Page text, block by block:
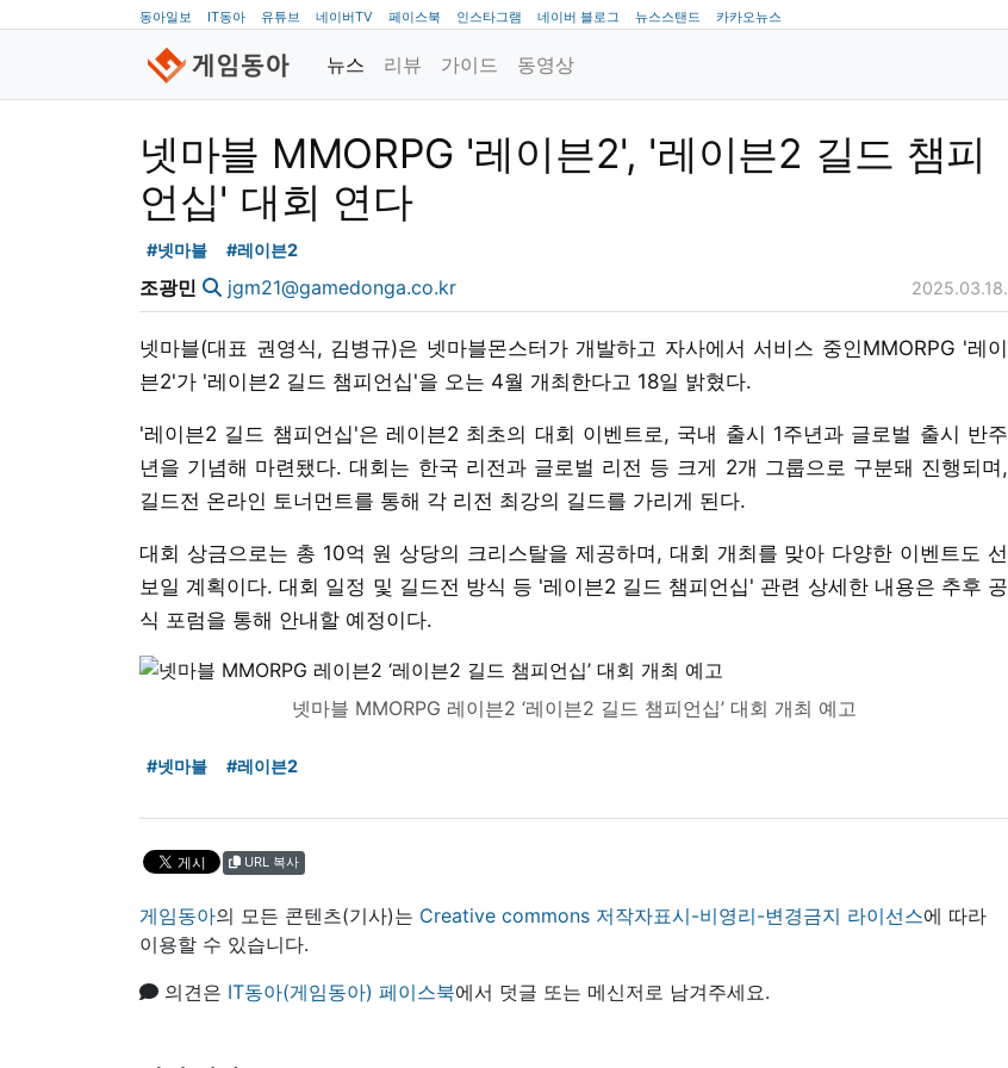
동아일보 IT동아 유튜브 네이버TV 페이스북 인스타그램 네이버 블로그 뉴스스탠드 카카오뉴스
뉴스 리뷰 가이드 동영상
넷마블 MMORPG '레이븐2', '레이븐2 길드 챔피
언십' 대회 연다
#넷마블 #레이븐2
조광민 jgm21@gamedonga.co.kr 2025.03.18.
넷마블(대표 권영식, 김병규)은 넷마블몬스터가 개발하고 자사에서 서비스 중인MMORPG '레이
븐2'가 '레이븐2 길드 챔피언십'을 오는 4월 개최한다고 18일 밝혔다.
'레이븐2 길드 챔피언십'은 레이븐2 최초의 대회 이벤트로, 국내 출시 1주년과 글로벌 출시 반주
년을 기념해 마련됐다. 대회는 한국 리전과 글로벌 리전 등 크게 2개 그룹으로 구분돼 진행되며,
길드전 온라인 토너먼트를 통해 각 리전 최강의 길드를 가리게 된다.
대회 상금으로는 총 10억 원 상당의 크리스탈을 제공하며, 대회 개최를 맞아 다양한 이벤트도 선
보일 계획이다. 대회 일정 및 길드전 방식 등 '레이븐2 길드 챔피언십' 관련 상세한 내용은 추후 공
식 포럼을 통해 안내할 예정이다.
넷마블 MMORPG 레이븐2 ‘레이븐2 길드 챔피언십’ 대회 개최 예고
#넷마블 #레이븐2
URL 복사
게임동아의 모든 콘텐츠(기사)는 Creative commons 저작자표시-비영리-변경금지 라이선스에 따라
이용할 수 있습니다.
의견은 IT동아(게임동아) 페이스북에서 덧글 또는 메신저로 남겨주세요.